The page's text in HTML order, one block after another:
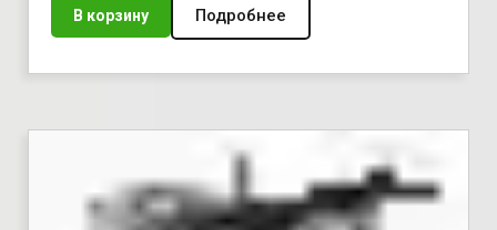
В корзину Подробнее